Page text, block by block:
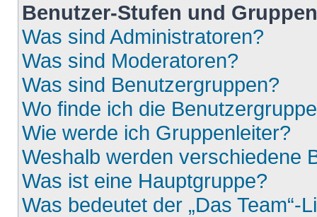
Benutzer-Stufen und Gruppen
Was sind Administratoren?
Was sind Moderatoren?
Was sind Benutzergruppen?
Wo finde ich die
Wie werde ich Gruppenleiter?
Weshalb werden verschiedene
Was ist eine Hauptgruppe?
Was bedeutet der „Das Team“-